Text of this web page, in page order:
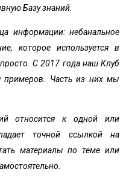
Базу знаний.
информации: небанальное
которое используется в
С 2017 года наш Клуб
примеров. Часть из них мы
относится к одной или
точной ссылкой на
материалы по теме или